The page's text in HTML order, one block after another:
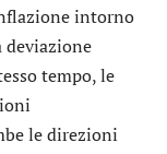
intorno
deviazione
tempo, le
le direzioni